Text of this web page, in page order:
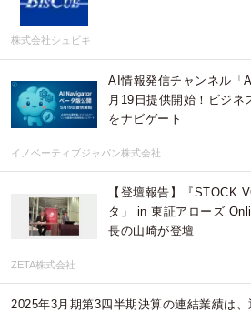
株式会社シュビキ
AI情報発信チャンネル「
月19日提供開始！ビジ
をナビゲート
イノベーティブジャパン株式会社
【登壇報告】『STOCK
タ」 in 東証アローズ
長の山崎が登壇
ZETA株式会社
2025年3月期第3四半期決算の連結業績は、